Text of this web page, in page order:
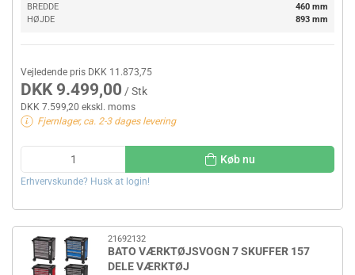
BREDDE
460 mm
HØJDE
893 mm
Vejledende pris DKK 11.873,75
DKK 9.499,00 / Stk
DKK 7.599,20 ekskl. moms
Fjernlager, ca. 2-3 dages levering
Køb nu
Erhvervskunde? Husk at login!
21692132
BATO VÆRKTØJSVOGN 7 SKUFFER 157
DELE VÆRKTØJ